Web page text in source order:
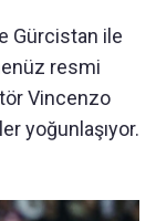
Gürcistan ile
resmi
Vincenzo
yoğunlaşıyor.